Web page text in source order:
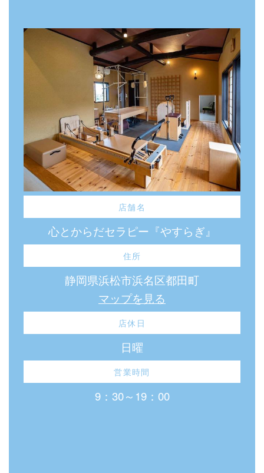
店舗名
心とからだセラピー『やすらぎ』
住所
静岡県浜松市浜名区都田町
マップを見る
店休日
日曜
営業時間
9：30～19：00